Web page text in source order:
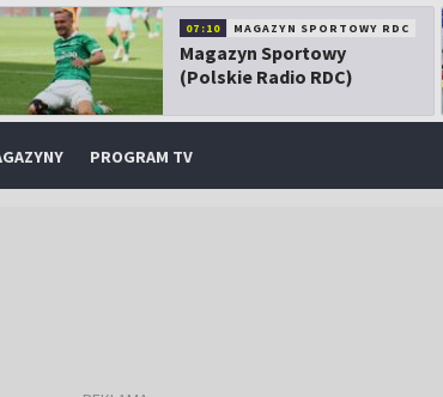
07:10 MAGAZYN SPORTOWY RDC
Magazyn Sportowy
(Polskie Radio RDC)
PROGRAM TV